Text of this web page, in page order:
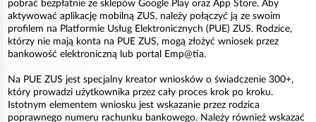
pobrać bezpłatnie ze sklepów Google Play oraz App Store. Aby
aktywować aplikację mobilną ZUS, należy połączyć ją ze swoim
profilem na Platformie Usług Elektronicznych (PUE) ZUS. Rodzice,
którzy nie mają konta na PUE ZUS, mogą złożyć wniosek przez
bankowość elektroniczną lub portal Emp@tia.
Na PUE ZUS jest specjalny kreator wniosków o świadczenie 300+,
który prowadzi użytkownika przez cały proces krok po kroku.
Istotnym elementem wniosku jest wskazanie przez rodzica
poprawnego numeru rachunku bankowego. Należy również wskazać